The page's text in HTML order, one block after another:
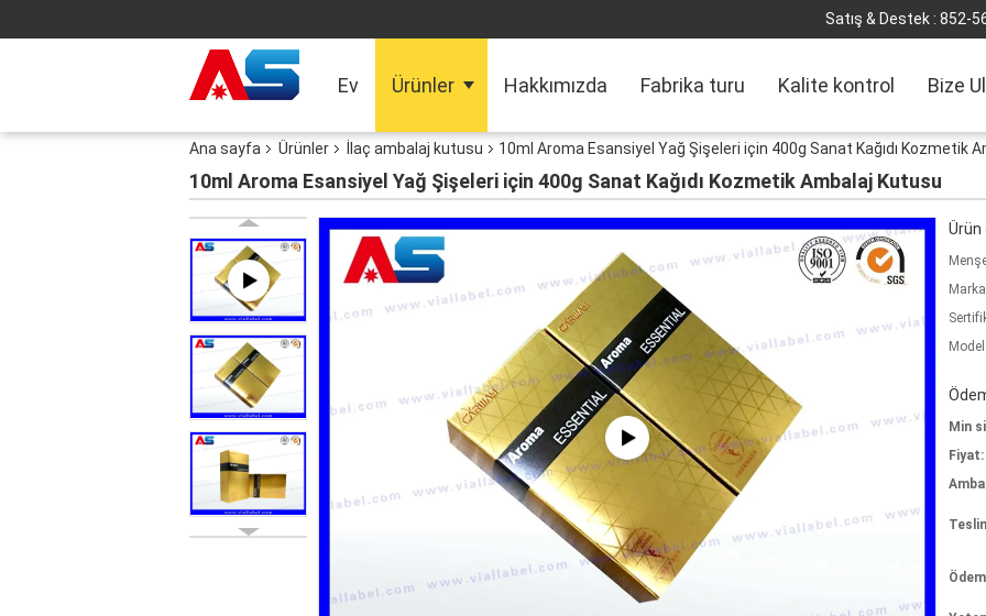
Satış & Destek : 852-
Ev Ürünler Hakkımızda Fabrika turu Kalite kontrol Bize
Ana sayfa Ürünler İlaç ambalaj kutusu 10ml Aroma Esansiyel Yağ Şişeleri için 400g Sanat Kağıdı Kozmetik
10ml Aroma Esansiyel Yağ Şişeleri için 400g Sanat Kağıdı Kozmetik Ambalaj Kutusu
Ürün
Min
Fiyat: